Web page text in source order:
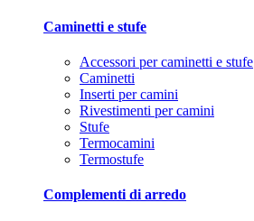
Caminetti e stufe
Accessori per caminetti e stufe
Caminetti
Inserti per camini
Rivestimenti per camini
Stufe
Termocamini
Termostufe
Complementi di arredo